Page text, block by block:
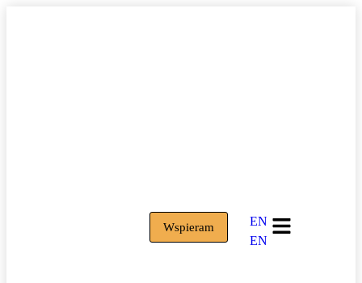
Wspieram
EN
EN